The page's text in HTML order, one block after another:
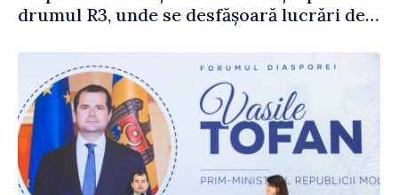
drumul R3, unde se desfășoară lucrări de